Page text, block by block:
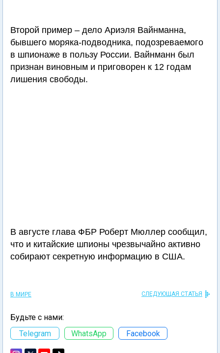
Второй пример – дело Ариэля Вайнманна,
бывшего моряка-подводника, подозреваемого
в шпионаже в пользу России. Вайнманн был
признан виновным и приговорен к 12 годам
лишения свободы.
В августе глава ФБР Роберт Мюллер сообщил,
что и китайские шпионы чрезвычайно активно
собирают секретную информацию в США.
В МИРЕ СЛЕДУЮЩАЯ СТАТЬЯ
Будьте с нами:
Telegram
WhatsApp Facebook